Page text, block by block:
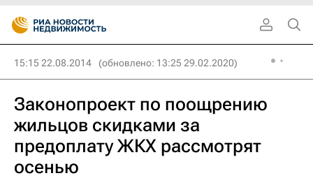
15:15 22.08.2014 (обновлено: 13:25 29.02.2020)
Законопроект по поощрению
жильцов скидками за
предоплату ЖКХ рассмотрят
осенью